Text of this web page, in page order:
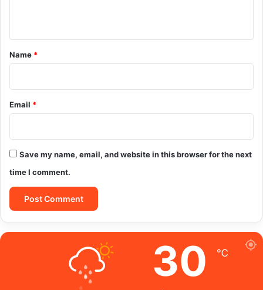
*
Name *
Email *
Save my name, email, and website in this browser for the next
time I comment.
30 ℃